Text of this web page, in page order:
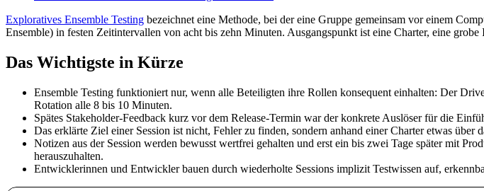
Exploratives Ensemble Testing bezeichnet eine Methode, bei der eine Gruppe gemeinsam vor einem
Ensemble) in festen Zeitintervallen von acht bis zehn Minuten. Ausgangspunkt ist eine Charter, eine
Das Wichtigste in Kürze
Ensemble Testing funktioniert nur, wenn alle Beteiligten ihre Rollen konsequent einhalten: Der
Rotation alle 8 bis 10 Minuten.
Spätes Stakeholder-Feedback kurz vor dem Release-Termin war der konkrete Auslöser für die
Das erklärte Ziel einer Session ist nicht, Fehler zu finden, sondern anhand einer Charter etwas über
Notizen aus der Session werden bewusst wertfrei gehalten und erst ein bis zwei Tage später mit
herauszuhalten.
Entwicklerinnen und Entwickler bauen durch wiederholte Sessions implizit Testwissen auf,